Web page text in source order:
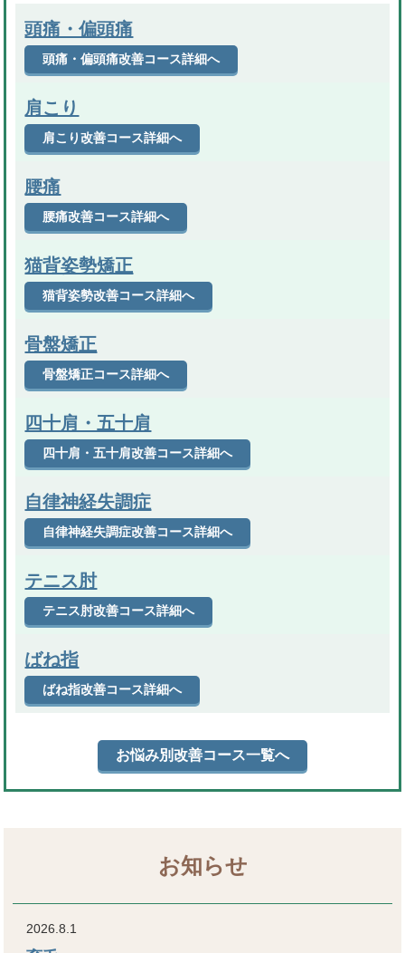
頭痛・偏頭痛
頭痛・偏頭痛改善コース詳細へ
肩こり
肩こり改善コース詳細へ
腰痛
腰痛改善コース詳細へ
猫背姿勢矯正
猫背姿勢改善コース詳細へ
骨盤矯正
骨盤矯正コース詳細へ
四十肩・五十肩
四十肩・五十肩改善コース詳細へ
自律神経失調症
自律神経失調症改善コース詳細へ
テニス肘
テニス肘改善コース詳細へ
ばね指
ばね指改善コース詳細へ
お悩み別改善コース一覧へ
お知らせ
2026.8.1